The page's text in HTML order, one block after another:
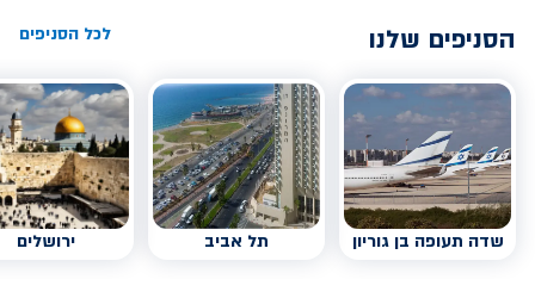
הסניפים שלנו לכל הסניפים
שדה תעופה בן גוריון תל אביב ירושלים